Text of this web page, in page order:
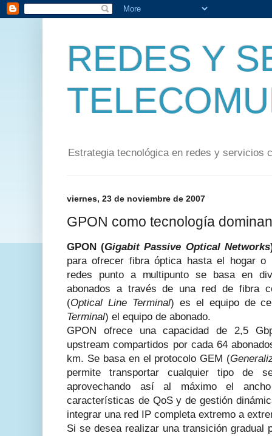
REDES Y
Estrategia tecnológica en redes y servicios
viernes, 23 de noviembre de 2007
GPON como tecnología
GPON (Gigabit Passive Optical Networks
para ofrecer fibra óptica hasta el hogar
redes punto a multipunto se basa en
abonados a través de una red de fibra
(Optical Line Terminal) es el equipo de
Terminal) el equipo de abonado.
GPON ofrece una capacidad de 2,5
upstream compartidos por cada 64
km. Se basa en el protocolo GEM (
permite transportar cualquier tipo de
aprovechando así al máximo el
características de QoS y de gestión
integrar una red IP completa extremo a
Si se desea realizar una transición gradual